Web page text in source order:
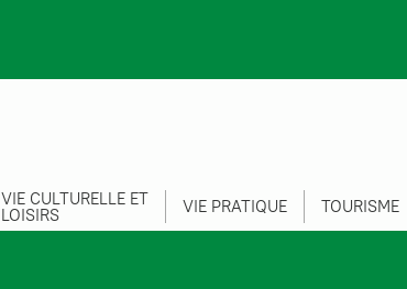
VIE CULTURELLE ET
LOISIRS VIE PRATIQUE TOURISME